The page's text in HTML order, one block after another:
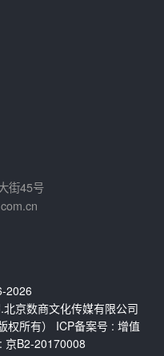
街45号
2026
京数商文化传媒有限公司
版权所有） ICP备案号 : 增值
京B2-20170008